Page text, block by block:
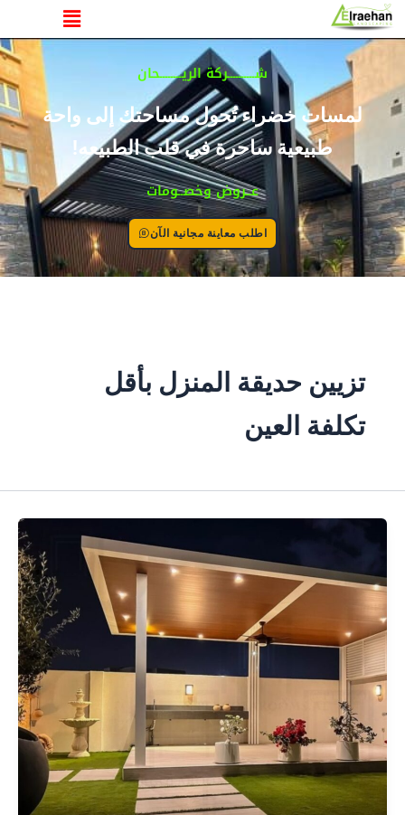
تخطي
إلى
المحتوى
القائمة
شــــــــــركة الريــــــــحان
لمسات خضراء تُحول مساحتك إلى واحة
طبيعية ساحرة في قلب الطبيعه!
عــروض وخصــومات
اطلب معاينة مجانية الآن
تزيين حديقة المنزل بأقل
تكلفة العين